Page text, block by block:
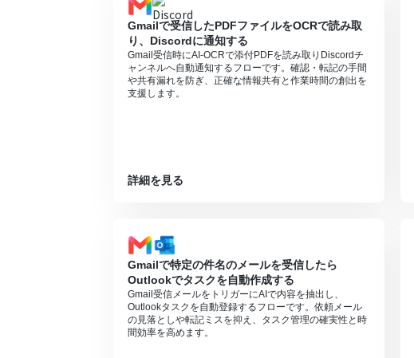
Gmailで受信したPDFファイルをOCRで読み取
り、Discordに通知する
Gmail受信時にAI-OCRで添付PDFを読み取りDiscordチ
ャンネルへ自動通知するフローです。確認・転記の手間
や共有漏れを防ぎ、正確な情報共有と作業時間の創出を
支援します。
詳細を見る
Gmailで特定の件名のメールを受信したら
Outlookでタスクを自動作成する
Gmail受信メールをトリガーにAIで内容を抽出し、
Outlookタスクを自動登録するフローです。依頼メール
の見落としや転記ミスを抑え、タスク管理の確実性と時
間効率を高めます。